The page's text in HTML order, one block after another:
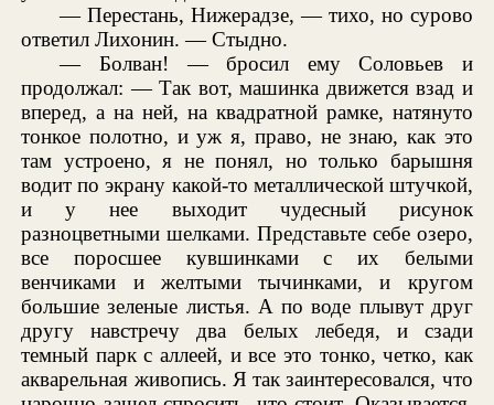
— Перестань, Нижерадзе, — тихо, но сурово
ответил Лихонин. — Стыдно.
— Болван! — бросил ему Соловьев и
продолжал: — Так вот, машинка движется взад и
вперед, а на ней, на квадратной рамке, натянуто
тонкое полотно, и уж я, право, не знаю, как это
там устроено, я не понял, но только барышня
водит по экрану какой-то металлической штучкой,
и у нее выходит чудесный рисунок
разноцветными шелками. Представьте себе озеро,
все поросшее кувшинками с их белыми
венчиками и желтыми тычинками, и кругом
большие зеленые листья. А по воде плывут друг
другу навстречу два белых лебедя, и сзади
темный парк с аллеей, и все это тонко, четко, как
акварельная живопись. Я так заинтересовался, что